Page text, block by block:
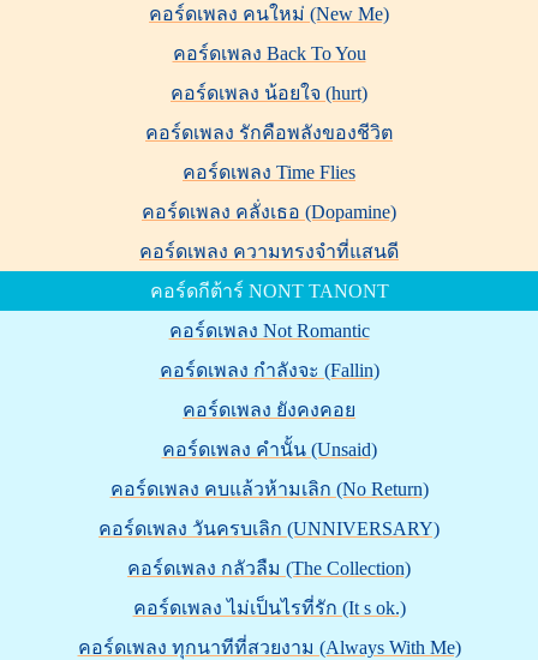
คอร์ดเพลง คนใหม่ (New Me)
คอร์ดเพลง Back To You
คอร์ดเพลง น้อยใจ (hurt)
คอร์ดเพลง รักคือพลังของชีวิต
คอร์ดเพลง Time Flies
คอร์ดเพลง คลั่งเธอ (Dopamine)
คอร์ดเพลง ความทรงจำที่แสนดี
คอร์ดกีต้าร์ NONT TANONT
คอร์ดเพลง Not Romantic
คอร์ดเพลง กำลังจะ (Fallin)
คอร์ดเพลง ยังคงคอย
คอร์ดเพลง คำนั้น (Unsaid)
คอร์ดเพลง คบแล้วห้ามเลิก (No Return)
คอร์ดเพลง วันครบเลิก (UNNIVERSARY)
คอร์ดเพลง กลัวลืม (The Collection)
คอร์ดเพลง ไม่เป็นไรที่รัก (It s ok.)
คอร์ดเพลง ทุกนาทีที่สวยงาม (Always With Me)